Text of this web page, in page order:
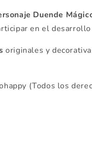
Duende
en el
originales y
(Todos los